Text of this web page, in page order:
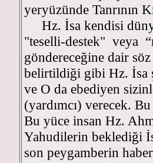
yeryüzünde Tanrının
Hz. İsa kendisi
"teselli-destek" veya
göndereceğine dair
belirtildiği gibi Hz. İsa
ve O da ebediyen
(yardımcı) verecek.
Bu yüce insan Hz.
Yahudilerin beklediği
son peygamberin